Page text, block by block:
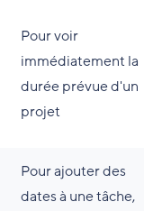
Pour voir
immédiatement la
durée prévue d'un
projet
Pour ajouter des
dates à une tâche,